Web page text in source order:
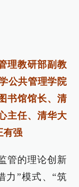
理教研部副教
公共管理学院
书馆馆长、清
主任、清华大
有强
管的理论创新
力”模式、“筑